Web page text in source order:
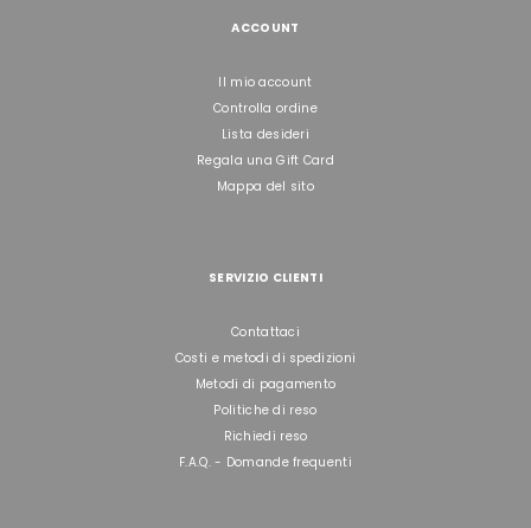
ACCOUNT
Il mio account
Controlla ordine
Lista desideri
Regala una Gift Card
Mappa del sito
SERVIZIO CLIENTI
Contattaci
Costi e metodi di spedizioni
Metodi di pagamento
Politiche di reso
Richiedi reso
F.A.Q. - Domande frequenti